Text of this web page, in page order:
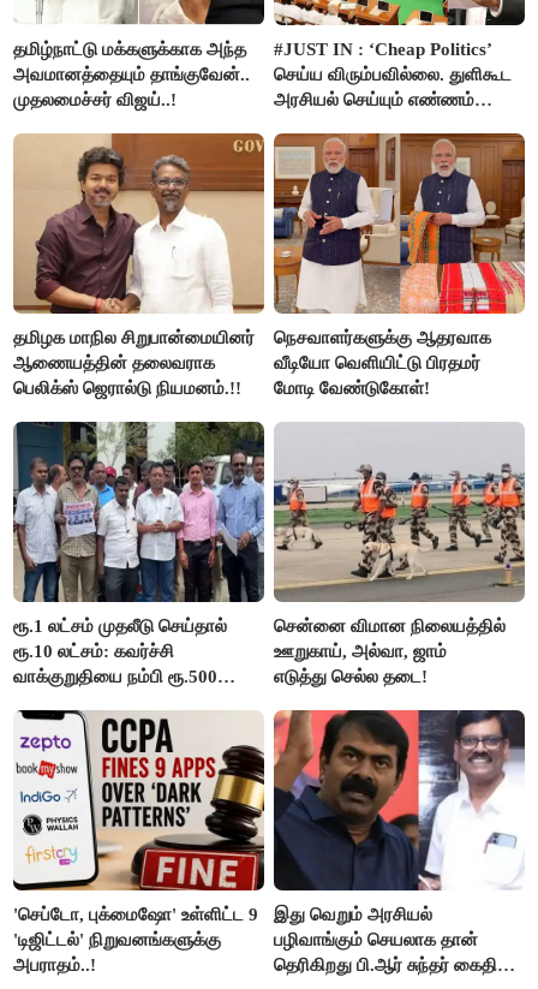
தமிழ்நாட்டு மக்களுக்காக அந்த
அவமானத்தையும் தாங்குவேன்..
முதலமைச்சர் விஜய்..!
#JUST IN : ‘Cheap Politics’
செய்ய விரும்பவில்லை. துளிகூட
அரசியல் செய்யும் எண்ணம்
விஜய் பதில்!
தமிழக மாநில சிறுபான்மையினர்
ஆணையத்தின் தலைவராக
பெலிக்ஸ் ஜெரால்டு நியமனம்.!!
நெசவாளர்களுக்கு ஆதரவாக
வீடியோ வெளியிட்டு பிரதமர்
மோடி வேண்டுகோள்!
ரூ.1 லட்சம் முதலீடு செய்தால்
ரூ.10 லட்சம்: கவர்ச்சி
வாக்குறுதியை நம்பி ரூ.500
மக்கள்!
சென்னை விமான நிலையத்தில்
ஊறுகாய், அல்வா, ஜாம்
எடுத்து செல்ல தடை!
'செப்டோ, புக்மைஷோ' உள்ளிட்ட 9
'டிஜிட்டல்' நிறுவனங்களுக்கு
அபராதம்..!
இது வெறும் அரசியல்
பழிவாங்கும் செயலாக தான்
தெரிகிறது பி.ஆர் சுந்தர் கைதிற்கு